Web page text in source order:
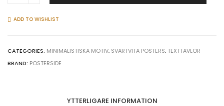
textposter
ADD TO WISHLIST
CATEGORIES: MINIMALISTISKA MOTIV, SVARTVITA POSTERS, TEXTTAVLOR
BRAND: POSTERSIDE
YTTERLIGARE INFORMATION